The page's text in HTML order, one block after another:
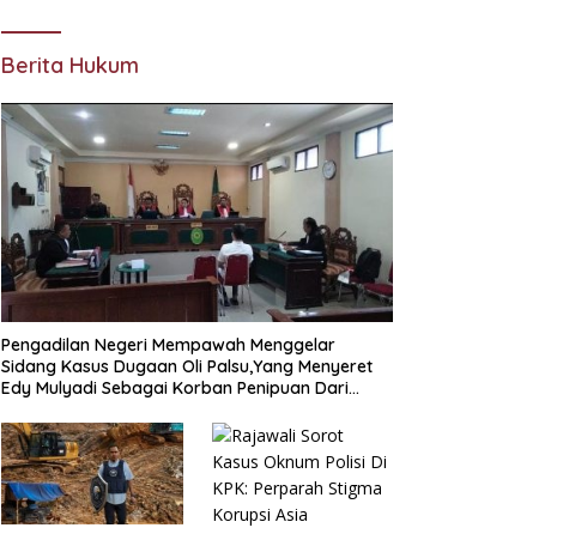
Berita Hukum
Pengadilan Negeri Mempawah Menggelar
Sidang Kasus Dugaan Oli Palsu,Yang Menyeret
Edy Mulyadi Sebagai Korban Penipuan Dari